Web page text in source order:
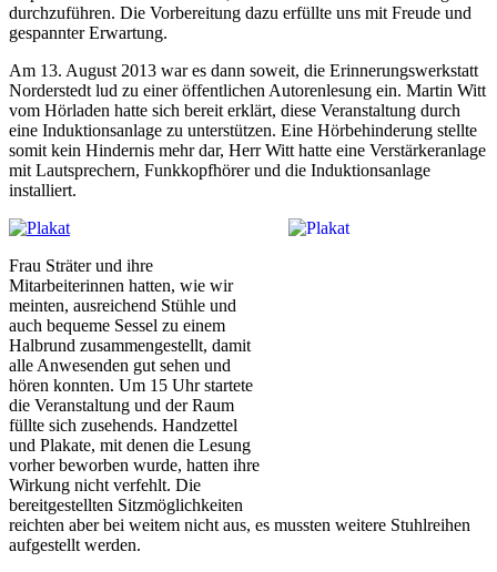
durchzuführen. Die Vorbereitung dazu erfüllte uns mit Freude und
gespannter Erwartung.
Am 13. August 2013 war es dann soweit, die Erinnerungswerkstatt
Norderstedt lud zu einer öffentlichen Autorenlesung ein. Martin Witt
vom Hörladen hatte sich bereit erklärt, diese Veranstaltung durch
eine Induktionsanlage zu unterstützen. Eine Hörbehinderung stellte
somit kein Hindernis mehr dar, Herr Witt hatte eine Verstärkeranlage
mit Lautsprechern, Funkkopfhörer und die Induktionsanlage
installiert.
Frau Sträter und ihre
Mitarbeiterinnen hatten, wie wir
meinten, ausreichend Stühle und
auch bequeme Sessel zu einem
Halbrund zusammengestellt, damit
alle Anwesenden gut sehen und
hören konnten. Um 15 Uhr startete
die Veranstaltung und der Raum
füllte sich zusehends. Handzettel
und Plakate, mit denen die Lesung
vorher beworben wurde, hatten ihre
Wirkung nicht verfehlt. Die
bereitgestellten Sitzmöglichkeiten
reichten aber bei weitem nicht aus, es mussten weitere Stuhlreihen
aufgestellt werden.